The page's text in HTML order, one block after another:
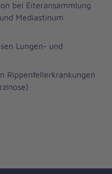
bei Eiteransammlung
Mediastinum
Lungen- und
Rippenfellerkrankungen